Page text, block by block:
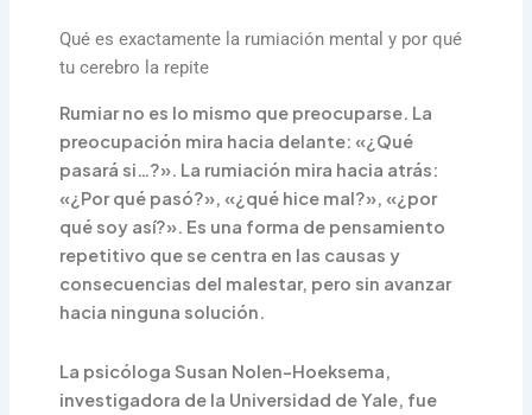
Qué es exactamente la rumiación mental y por qué
tu cerebro la repite
Rumiar no es lo mismo que preocuparse. La
preocupación mira hacia delante: «¿Qué
pasará si…?». La rumiación mira hacia atrás:
«¿Por qué pasó?», «¿qué hice mal?», «¿por
qué soy así?». Es una forma de pensamiento
repetitivo que se centra en las causas y
consecuencias del malestar, pero sin avanzar
hacia ninguna solución.
La psicóloga Susan Nolen-Hoeksema,
investigadora de la Universidad de Yale, fue